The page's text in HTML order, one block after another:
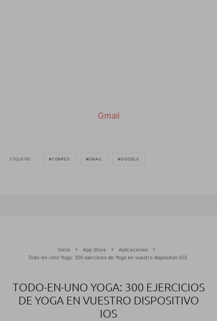
Gmail
ETIQUETAS CORREO GMAIL GOOGLE
Inicio App Store
Aplicaciones
Todo-en-Uno Yoga: 300 ejercicios de Yoga en vuestro dispositivo iOS
TODO-EN-UNO YOGA: 300 EJERCICIOS
DE YOGA EN VUESTRO DISPOSITIVO
IOS